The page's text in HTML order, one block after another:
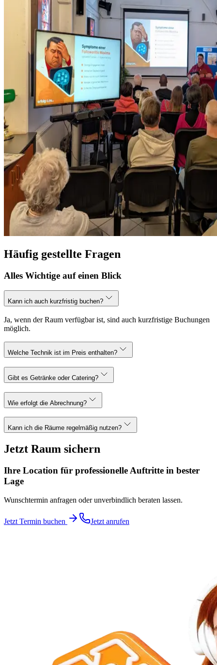
Häufig gestellte Fragen
Alles Wichtige auf einen Blick
Kann ich auch kurzfristig buchen?
Ja, wenn der Raum verfügbar ist, sind auch kurzfristige Buchungen
möglich.
Welche Technik ist im Preis enthalten?
Gibt es Getränke oder Catering?
Wie erfolgt die Abrechnung?
Kann ich die Räume regelmäßig nutzen?
Jetzt Raum sichern
Ihre Location für professionelle Auftritte in bester
Lage
Wunschtermin anfragen oder unverbindlich beraten lassen.
Jetzt Termin buchen Jetzt anrufen